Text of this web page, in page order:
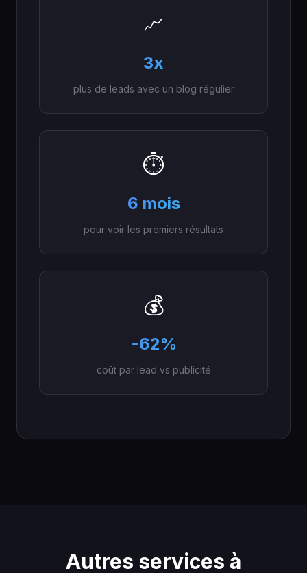
📈
3x
plus de leads avec un blog régulier
⏱️
6 mois
pour voir les premiers résultats
💰
-62%
coût par lead vs publicité
Autres services à